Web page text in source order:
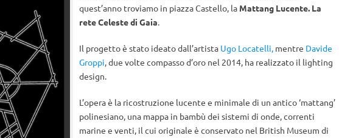
quest’anno troviamo in piazza Castello, la Mattang Lucente. La
rete Celeste di Gaia.
Il progetto è stato ideato dall’artista Ugo Locatelli,mentre Davide
Groppi, due volte compasso d’oro nel 2014, ha realizzato il lighting
design.
L’opera è la ricostruzione lucente e minimale di un antico ‘mattang’
polinesiano, una mappa in bambù dei sistemi di onde, correnti
marine e venti, il cui originale è conservato nel British Museum di